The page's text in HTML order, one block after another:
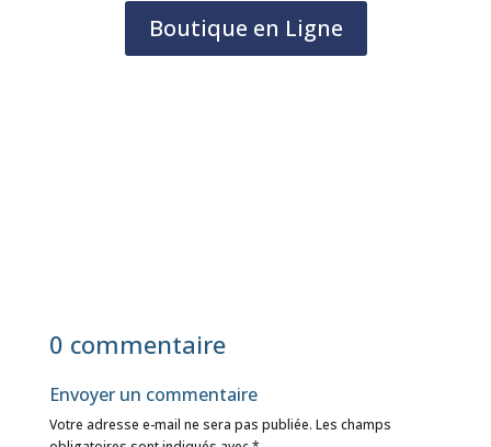
Boutique en Ligne
0 commentaire
Envoyer un commentaire
Votre adresse e-mail ne sera pas publiée. Les champs